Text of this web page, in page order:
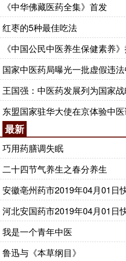
《中华佛藏医药全集》首发
红枣的5种最佳吃法
《中国公民中医养生保健素养
国家中医药局曝光一批虚假违
王国强：中医药发展列为国家
东盟国家驻华大使在京体验中
最新
巧用药膳调失眠
二十四节气养生之春分养生
安徽亳州药市2019年04月01日
河北安国药市2019年04月01日
我是一个青年中医
鲁迅与《本草纲目》